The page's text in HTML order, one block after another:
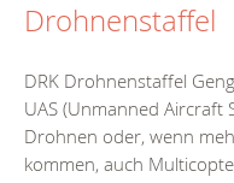
Drohnenstaffel
DRK Drohnenstaffel
UAS (Unmanned Aircraft
Drohnen oder, wenn
kommen, auch